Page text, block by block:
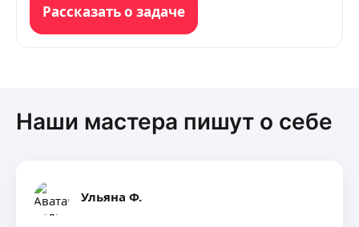
Рассказать о задаче
Наши мастера пишут о себе
Ульяна Ф.